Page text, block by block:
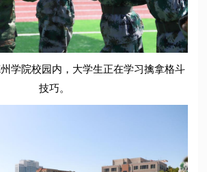
学院校园内，大学生正在学习擒拿格斗
技巧。